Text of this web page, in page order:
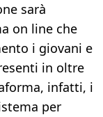
sarà
on line che
i giovani e
in oltre
infatti, i
per